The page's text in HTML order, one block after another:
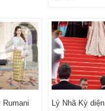
Rumani
Lý Nhã Kỳ